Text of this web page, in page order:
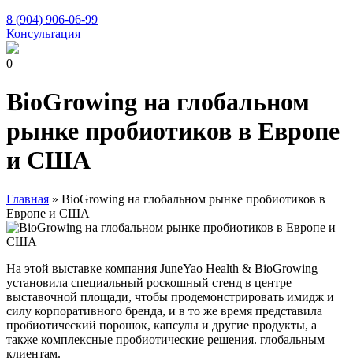
8 (904) 906-06-99
Консультация
0
BioGrowing на глобальном
рынке пробиотиков в Европе
и США
Главная » BioGrowing на глобальном рынке пробиотиков в
Европе и США
На этой выставке компания JuneYao Health & BioGrowing
установила специальный роскошный стенд в центре
выставочной площади, чтобы продемонстрировать имидж и
силу корпоративного бренда, и в то же время представила
пробиотический порошок, капсулы и другие продукты, а
также комплексные пробиотические решения. глобальным
клиентам.